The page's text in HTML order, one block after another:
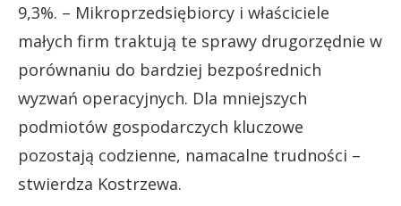
9,3%. – Mikroprzedsiębiorcy i właściciele
małych firm traktują te sprawy drugorzędnie w
porównaniu do bardziej bezpośrednich
wyzwań operacyjnych. Dla mniejszych
podmiotów gospodarczych kluczowe
pozostają codzienne, namacalne trudności –
stwierdza Kostrzewa.